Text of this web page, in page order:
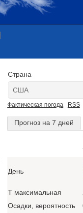
Страна
Фактическая погода RSS
Прогноз на 7 дней
День
T максимальная
Осадки, вероятность